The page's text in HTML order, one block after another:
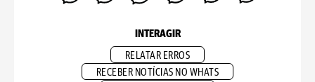
INTERAGIR
RELATAR ERROS
RECEBER NOTÍCIAS NO WHATS